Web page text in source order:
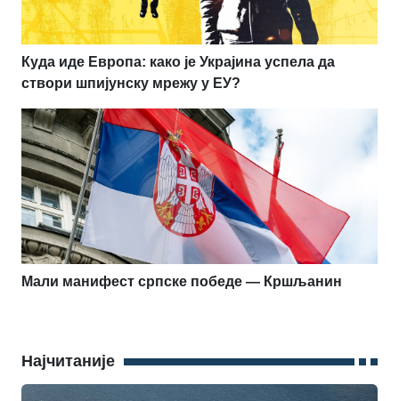
Куда иде Европа: како је Украјина успела да
створи шпијунску мрежу у ЕУ?
Мали манифест српске победе — Кршљанин
Најчитаније